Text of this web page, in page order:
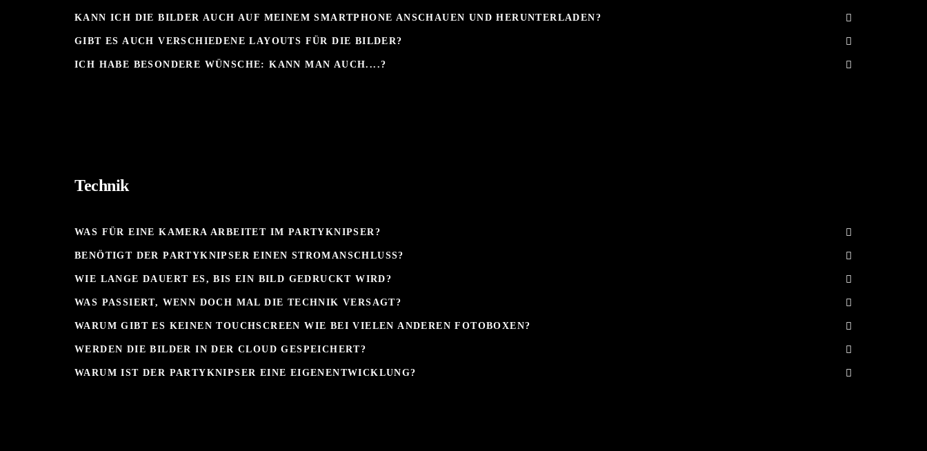
KANN ICH DIE BILDER AUCH AUF MEINEM SMARTPHONE ANSCHAUEN UND HERUNTERLADEN?
GIBT ES AUCH VERSCHIEDENE LAYOUTS FÜR DIE BILDER?
ICH HABE BESONDERE WÜNSCHE: KANN MAN AUCH....?
Technik
WAS FÜR EINE KAMERA ARBEITET IM PARTYKNIPSER?
BENÖTIGT DER PARTYKNIPSER EINEN STROMANSCHLUSS?
WIE LANGE DAUERT ES, BIS EIN BILD GEDRUCKT WIRD?
WAS PASSIERT, WENN DOCH MAL DIE TECHNIK VERSAGT?
WARUM GIBT ES KEINEN TOUCHSCREEN WIE BEI VIELEN ANDEREN FOTOBOXEN?
WERDEN DIE BILDER IN DER CLOUD GESPEICHERT?
WARUM IST DER PARTYKNIPSER EINE EIGENENTWICKLUNG?